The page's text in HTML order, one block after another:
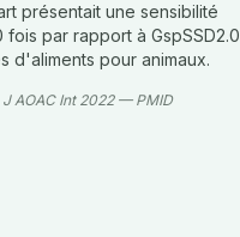
présentait une sensibilité
fois par rapport à GspSSD2.0
d'aliments pour animaux.
J AOAC Int 2022 — PMID